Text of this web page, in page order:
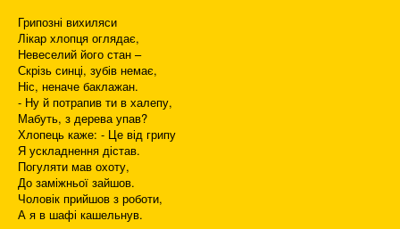
Грипозні вихиляси
Лікар хлопця оглядає,
Невеселий його стан –
Скрізь синці, зубів немає,
Ніс, неначе баклажан.
- Ну й потрапив ти в халепу,
Мабуть, з дерева упав?
Хлопець каже: - Це від грипу
Я ускладнення дістав.
Погуляти мав охоту,
До заміжньої зайшов.
Чоловік прийшов з роботи,
А я в шафі кашельнув.